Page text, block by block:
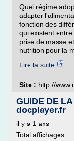
Quel régime
adapter
fonction des
qui existent
prise de masse
nutrition pour la
Lire la suite
Site : http://
GUIDE DE
docplayer.fr
il y a 1 ans
Total affichages :